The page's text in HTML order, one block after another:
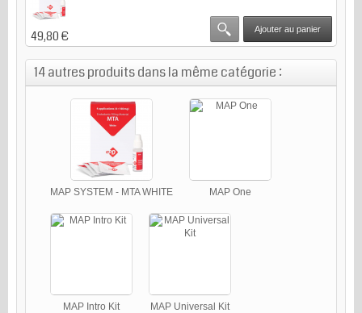
49,80 € Ajouter au panier
14 autres produits dans la même catégorie :
MAP SYSTEM - MTA WHITE MAP One
MAP Intro Kit MAP Universal Kit